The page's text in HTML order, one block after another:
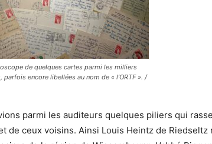
de quelques cartes parmi les milliers
parfois encore libellées au nom de « l’ORTF ». /
parmi les auditeurs quelques piliers qui
de ceux voisins. Ainsi Louis Heintz de